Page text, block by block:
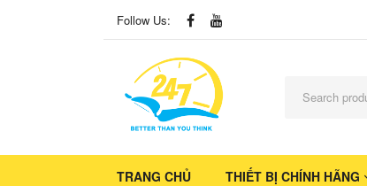
Follow Us:
TRANG CHỦ
THIẾT BỊ CHÍNH HÃNG